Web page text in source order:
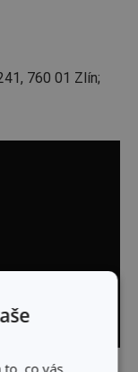
760 01 Zlín;
co vás